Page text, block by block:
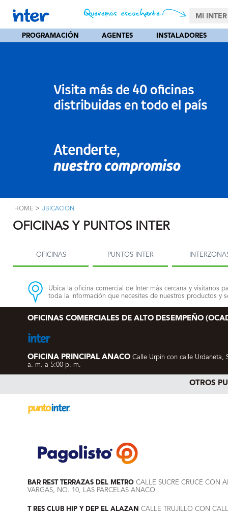
MI INTER
PROGRAMACIÓN AGENTES INSTALADORES
HOME > UBICACION
OFICINAS Y PUNTOS INTER
OFICINAS PUNTOS INTER
Ubica la oficina comercial de Inter más cercana y visítanos
toda la información que necesites de nuestros productos y
OFICINAS COMERCIALES DE ALTO DESEMPEÑO
OFICINA PRINCIPAL ANACO Calle Urpín con calle Urdaneta,
a. m. a 5:00 p. m.
OTROS
BAR REST TERRAZAS DEL METRO CALLE SUCRE CRUCE CON
VARGAS, NO. 10, LAS PARCELAS ANACO
T RES CLUB HIP Y DEP EL ALAZAN CALLE TRUJILLO CON